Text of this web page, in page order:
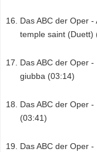
Das ABC der Oper
temple saint (Duett)
Das ABC der Oper
giubba (03:14)
Das ABC der Oper
(03:41)
Das ABC der Oper